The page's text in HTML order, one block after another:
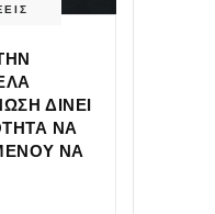
ΔΙΝΕΙ
ΝΑ
ΝΑ